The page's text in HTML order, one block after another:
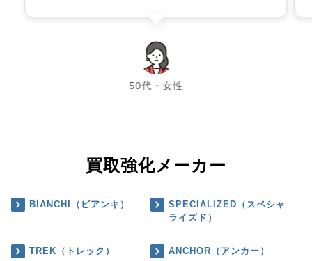
50代・女性
chevron_left chevron_right
買取強化メーカー
BIANCHI（ビアンキ）
SPECIALIZED（スペシャ
ライズド）
TREK（トレック） ANCHOR（アンカー）